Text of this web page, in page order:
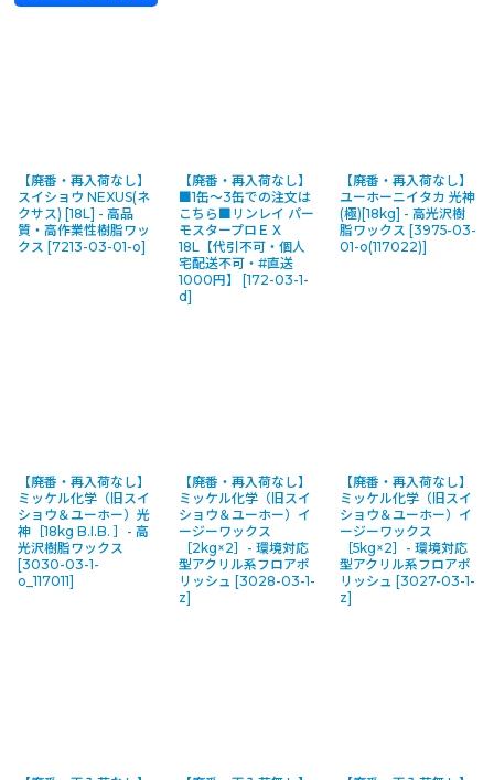
【廃番・再入荷なし】
スイショウ NEXUS(ネ
クサス) [18L] - 高品
質・高作業性樹脂ワッ
クス [7213-03-01-o]
【廃番・再入荷なし】
■1缶〜3缶での注文は
こちら■リンレイ パー
モスタープロＥＸ
18L【代引不可・個人
宅配送不可・#直送
1000円】
[172-03-1-
d]
【廃番・再入荷なし】
ユーホーニイタカ 光神
(極)[18kg] - 高光沢樹
脂ワックス [3975-03-
01-o(117022)]
【廃番・再入荷なし】
ミッケル化学（旧スイ
ショウ＆ユーホー）光
神［18kg B.I.B. ］- 高
光沢樹脂ワックス
[3030-03-1-
o_117011]
【廃番・再入荷なし】
ミッケル化学（旧スイ
ショウ＆ユーホー）イ
ージーワックス
［2kg×2］- 環境対応
型アクリル系フロアポ
リッシュ [3028-03-1-
z]
【廃番・再入荷なし】
ミッケル化学（旧スイ
ショウ＆ユーホー）イ
ージーワックス
［5kg×2］- 環境対応
型アクリル系フロアポ
リッシュ [3027-03-1-
z]